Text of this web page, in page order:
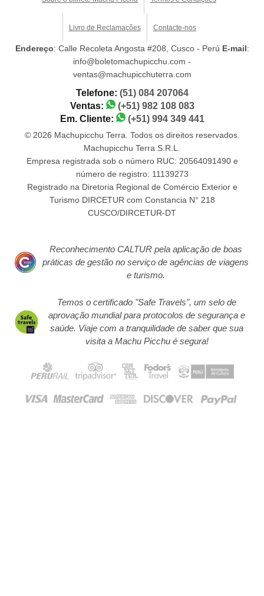
Livro de Reclamações Contacte-nos
Endereço: Calle Recoleta Angosta #208, Cusco - Perú E-mail:
info@boletomachupicchu.com -
ventas@machupicchuterra.com
Telefone: (51) 084 207064
Ventas:
(+51) 982 108 083
Em. Cliente:
(+51) 994 349 441
© 2026 Machupicchu Terra. Todos os direitos reservados.
Machupicchu Terra S.R.L.
Empresa registrada sob o número RUC: 20564091490 e
número de registro: 11139273
Registrado na Diretoria Regional de Comércio Exterior e
Turismo DIRCETUR com Constancia N° 218
CUSCO/DIRCETUR-DT
Reconhecimento CALTUR pela aplicação de boas
práticas de gestão no serviço de agências de viagens
e turismo.
Temos o certificado "Safe Travels", um selo de
aprovação mundial para protocolos de segurança e
saúde. Viaje com a tranquilidade de saber que sua
visita a Machu Picchu é segura!